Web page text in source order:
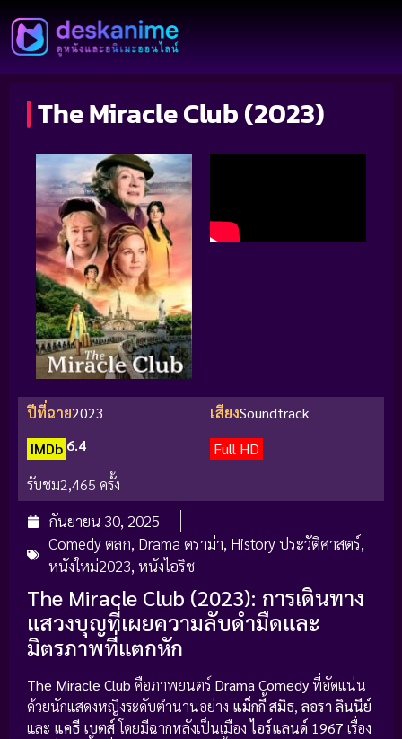
The Miracle Club (2023)
ปีที่ฉาย2023 เสียงSoundtrack
IMDb 6.4
Full HD
รับชม2,465 ครั้ง
กันยายน 30, 2025
Comedy ตลก, Drama ดราม่า, History ประวัติศาสตร์,
หนังใหม่2023, หนังไอริช
The Miracle Club (2023): การเดินทาง
แสวงบุญที่เผยความลับดำมืดและ
มิตรภาพที่แตกหัก
The Miracle Club คือภาพยนตร์ Drama Comedyที่อัดแน่น
ด้วยนักแสดงหญิงระดับตำนานอย่าง แม็กกี้ สมิธ, ลอรา ลินนีย์
และ แคธี เบตส์ โดยมีฉากหลังเป็นเมืองไอร์แลนด์ 1967 เรื่อง